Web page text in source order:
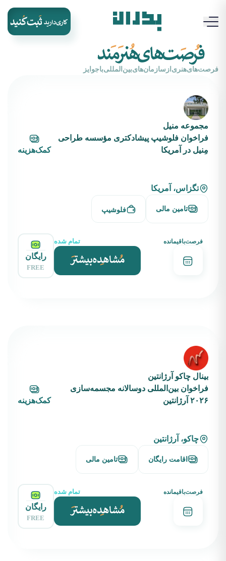
‌فرصت‌های‌هنری‌از‌سازمان‌های‌بین‌المللی‌با‌جوایز
مجموعه منیل
فراخوان فلوشیپ پیشادکتری مؤسسه طراحی
مِنیل در آمریکا
کمک‌هزینه
تگزاس، آمریکا
تامین مالی فلوشیپ
فرصت‌باقیمانده تمام شده
رایگان
FREE
بینال چاکو آرژانتین
فراخوان بین‌المللی دوسالانه مجسمه‌سازی
۲۰۲۶ آرژانتین
کمک‌هزینه
چاکو، آرژانتین
اقامت رایگان تامین مالی
فرصت‌باقیمانده تمام شده
رایگان
FREE